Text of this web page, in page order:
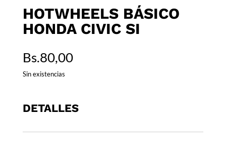
HOTWHEELS BÁSICO
HONDA CIVIC SI
Bs.80,00
Sin existencias
DETALLES